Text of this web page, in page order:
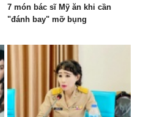
7 món bác sĩ Mỹ ăn khi cần
"đánh bay" mỡ bụng